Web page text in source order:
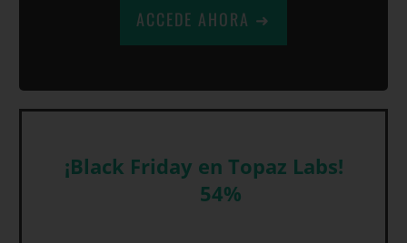
ACCEDE AHORA ➜
¡Black Friday en Topaz Labs!
54%